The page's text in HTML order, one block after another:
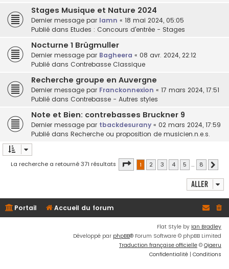
Stages Musique et Nature 2024
Dernier message par lamn « 18 mai 2024, 05:05
Publié dans Etudes : Concours d'entrée - Stages
Nocturne 1 Brügmuller
Dernier message par Bagheera « 08 avr. 2024, 22:12
Publié dans Contrebasse Classique
Recherche groupe en Auvergne
Dernier message par Franckonnexion « 17 mars 2024, 17:51
Publié dans Contrebasse - Autres styles
Note et Bien: contrebasses Bruckner 9
Dernier message par tbackdesurany « 02 mars 2024, 17:59
Publié dans Recherche ou proposition de musicien.n.e.s.
La recherche a retourné 371 résultats Page 1sur8
1 2 3 4 5 … 8
Aller
Portail Accueil du forum
Flat Style by Ian Bradley
Développé par phpBB® Forum Software © phpBB Limited
Traduction française officielle © Qiaeru
Confidentialité | Conditions